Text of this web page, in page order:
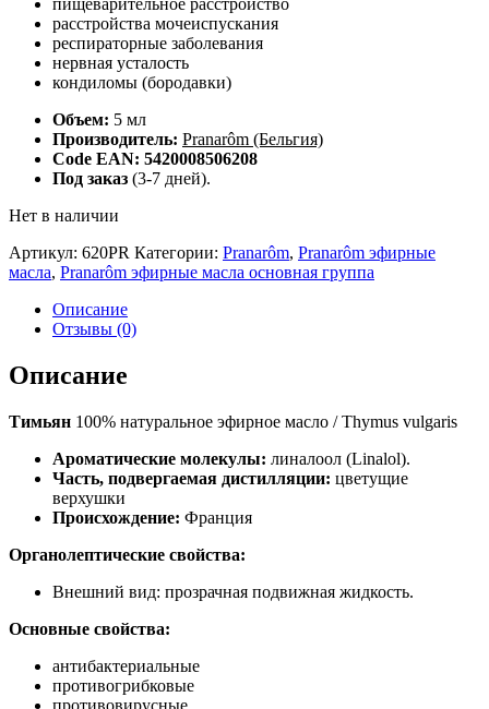
расстройства мочеиспускания
респираторные заболевания
нервная усталость
кондиломы (бородавки)
Объем: 5 мл
Производитель: Pranarôm (Бельгия)
Code EAN: 5420008506208
Под заказ (3-7 дней).
Нет в наличии
Артикул: 620PR Категории: Pranarôm, Pranarôm эфирные
масла, Pranarôm эфирные масла основная группа
Описание
Отзывы (0)
Описание
Тимьян 100% натуральное эфирное масло / Thymus vulgaris
Ароматические молекулы: линалоол (Linalol).
Часть, подвергаемая дистилляции: цветущие
верхушки
Происхождение: Франция
Органолептические свойства:
Внешний вид: прозрачная подвижная жидкость.
Основные свойства:
антибактериальные
противогрибковые
противовирусные